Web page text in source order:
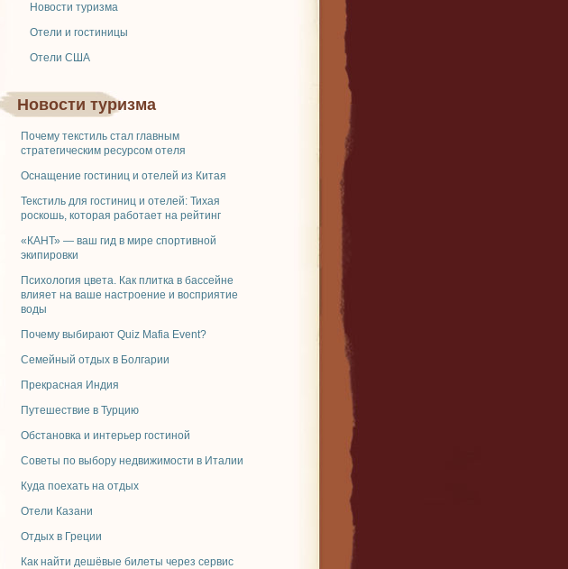
Новости туризма
Отели и гостиницы
Отели США
Новости туризма
Почему текстиль стал главным
стратегическим ресурсом отеля
Оснащение гостиниц и отелей из Китая
Текстиль для гостиниц и отелей: Тихая
роскошь, которая работает на рейтинг
«КАНТ» — ваш гид в мире спортивной
экипировки
Психология цвета. Как плитка в бассейне
влияет на ваше настроение и восприятие
воды
Почему выбирают Quiz Mafia Event?
Семейный отдых в Болгарии
Прекрасная Индия
Путешествие в Турцию
Обстановка и интерьер гостиной
Советы по выбору недвижимости в Италии
Куда поехать на отдых
Отели Казани
Отдых в Греции
Как найти дешёвые билеты через сервис